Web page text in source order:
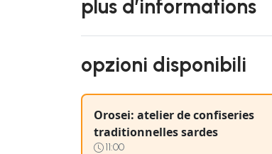
plus d’informations
opzioni disponibili
Orosei: atelier de confiseries
traditionnelles sardes
11:00